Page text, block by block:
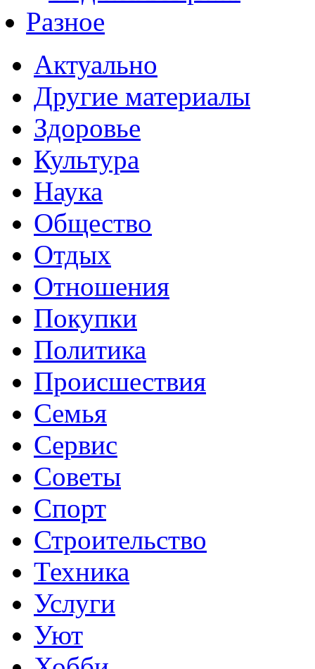
Разное
Актуально
Другие материалы
Здоровье
Культура
Наука
Общество
Отдых
Отношения
Покупки
Политика
Происшествия
Семья
Сервис
Советы
Спорт
Строительство
Техника
Услуги
Уют